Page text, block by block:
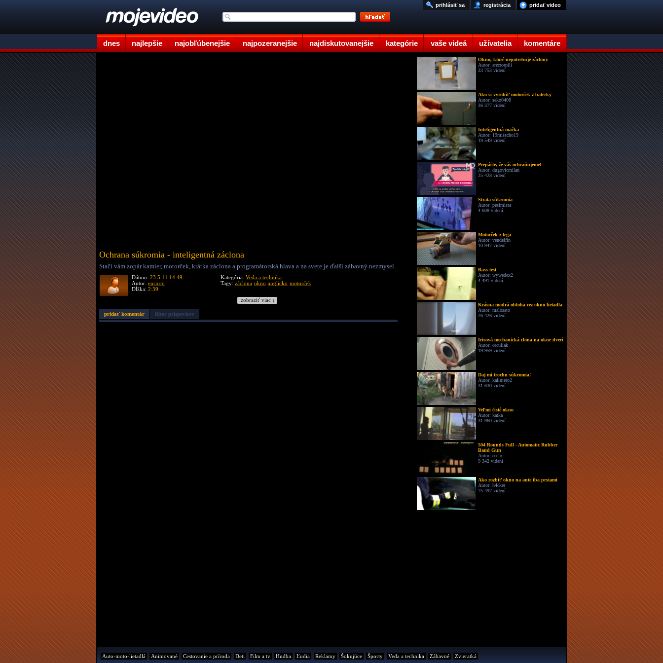
dnes najlepšie najobľúbenejšie najpozeranejšie najdiskutovanejšie kategórie vaše videá užívatelia komentáre
pridať video
registrácia
prihlásiť sa
Ochrana súkromia - inteligentná záclona
Stačí vám zopár kamier, motorček, krátka záclona a programátorská hlava a na svete je ďalší zábavný nezmysel.
Dátum: 23.5.11 14:49
Autor: enricco
Dĺžka: 2:39
Kategória: Veda a technika
Tagy: záclona okno anglicko motorček
zobraziť viac ↓
pridať komentár filter príspevkov
Okno, ktoré nepotrebuje záclony
Autor: arectorpili
33 753 videní
Ako si vyrobiť motorček z baterky
Autor: seko0408
36 377 videní
Inteligentná mačka
Autor: 19misscho19
19 549 videní
Prepáčte, že vás ochraňujeme!
Autor: dugovicmilan
25 428 videní
Strata súkromia
Autor: pesimista
4 608 videní
Motorček z lega
Autor: vendelfin
10 947 videní
Bass test
Autor: wywedex2
4 491 videní
Krásna modrá obloha cez okno lietadla
Autor: malosato
26 426 videní
Írisová mechanická clona na okne dverí
Autor: ceculiak
19 959 videní
Daj mi trochu súkromia!
Autor: kalimero2
31 630 videní
Veľmi čisté okno
Autor: katka
31 960 videní
504 Rounds Full - Automatic Rubber
Band Gun
Autor: ceclo
9 342 videní
Ako rozbiť okno na aute iba prstami
Autor: h4cker
75 497 videní
Auto-moto-lietadlá Animované Cestovanie a príroda Deti Film a tv Hudba Ľudia Reklamy Šokujúce Športy Veda a technika Zábavné Zvieratká